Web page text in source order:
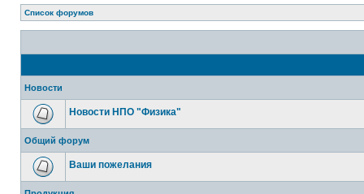
Список форумов
Новости
Новости НПО "Физика"
Общий форум
Ваши пожелания